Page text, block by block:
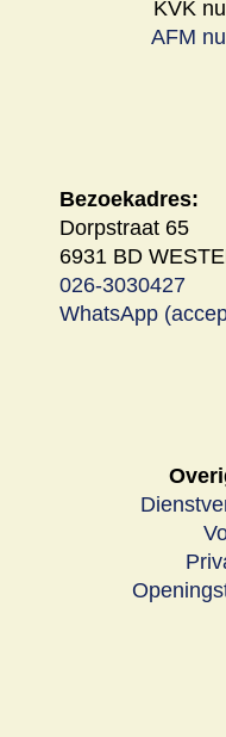
KVK
AFM
Bezoekadres:
Dorpstraat 65
6931 BD
026-3030427
WhatsApp